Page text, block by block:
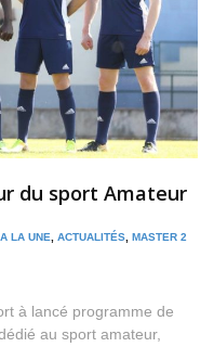
du sport Amateur
A LA UNE ACTUALITÉS MASTER 2
à lancé programme de
au sport amateur,